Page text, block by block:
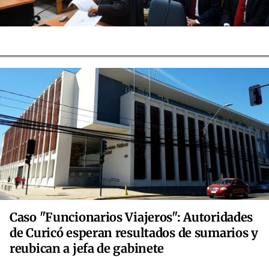
Caso "Funcionarios Viajeros": Autoridades
de Curicó esperan resultados de sumarios y
reubican a jefa de gabinete